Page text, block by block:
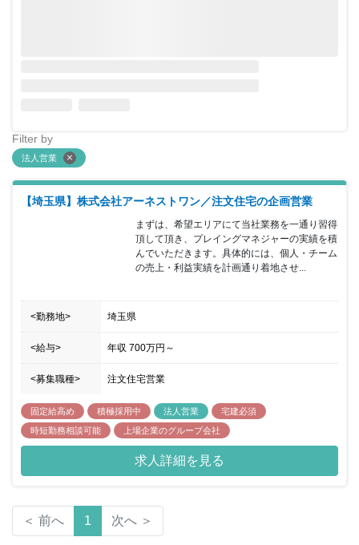
Filter by
法人営業
【埼玉県】株式会社アーネストワン／注文住宅の企画営業
まずは、希望エリアにて当社業務を一通り習得
頂して頂き、プレイングマネジャーの実績を積
んでいただきます。具体的には、個人・チーム
の売上・利益実績を計画通り着地させ...
<勤務地> 埼玉県
<給与> 年収 700万円 ～
<募集職種> 注文住宅営業
固定給高め 積極採用中 法人営業
宅建必須
時短勤務相談可能
上場企業のグループ会社
求人詳細を見る
＜ 前へ 1 次へ ＞